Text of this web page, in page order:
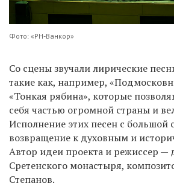
Фото: «РН-Ванкор»
Со сцены звучали лирические
такие как, например,
«Тонкая рябина», которые
себя частью огромной страны и
Исполнение этих песен с большой
возвращение к духовным и
Автор идеи проекта и режиссер —
Сретенского монастыря,
Степанов.